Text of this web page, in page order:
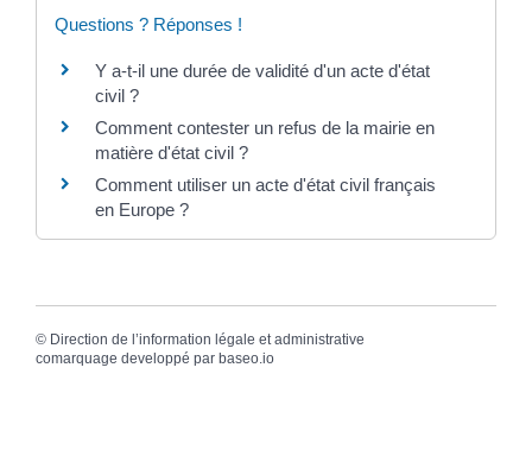
Questions ? Réponses !
Y a-t-il une durée de validité d'un acte d'état
civil ?
Comment contester un refus de la mairie en
matière d'état civil ?
Comment utiliser un acte d'état civil français
en Europe ?
© Direction de l’information légale et administrative
comarquage developpé par baseo.io